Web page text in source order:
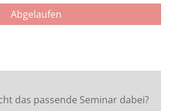
Abgelaufen
das passende Seminar dabei?